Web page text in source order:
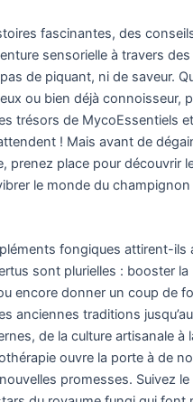
fascinantes, des
sensorielle à travers
de piquant, ni de saveur.
ou bien déjà connoisseur,
trésors de MycoEssentiels
! Mais avant de
prenez place pour découvrir
le monde du
fongiques attirent-ils
sont plurielles : booster la
encore donner un coup de
anciennes traditions
de la culture artisanale à
ouvre la porte à de
promesses. Suivez le